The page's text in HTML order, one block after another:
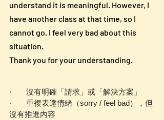
understand it is meaningful. However, I
have another class at that time, so I
cannot go. I feel very bad about this
situation.
Thank you for your understanding.
·       沒有明確「請求」或「解決方案」
·       重複表達情緒（sorry / feel bad），但
沒有推進內容